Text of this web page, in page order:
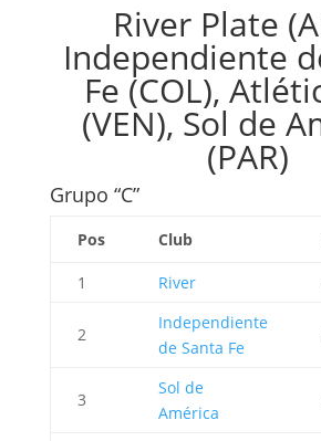
River Plate
Independiente
Fe (COL),
(VEN), Sol de
(PAR)
Grupo “C”
Pos Club
1 River
2
Independiente
de Santa Fe
3
Sol de
América